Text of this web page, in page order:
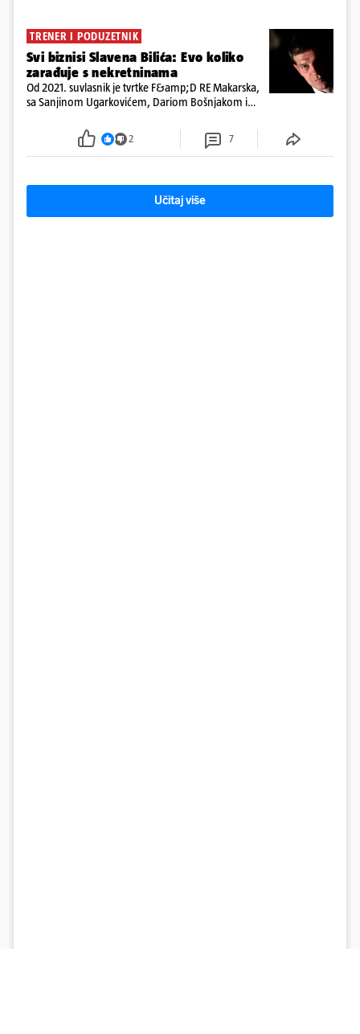
TRENER I PODUZETNIK
Svi biznisi Slavena Bilića: Evo koliko
zarađuje s nekretninama
Od 2021. suvlasnik je tvrtke F&amp;D RE Makarska,
sa Sanjinom Ugarkovićem, Dariom Bošnjakom i
poslovanje nekretninama, a od osnutka nema
2 7
Učitaj više